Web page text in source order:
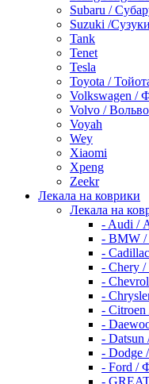
Subaru /
Suzuki /Сузуки
Tank
Tenet
Tesla
Toyota /
Volkswagen /
Volvo / Вольво
Voyah
Wey
Xiaomi
Xpeng
Zeekr
Лекала на коврики
Лекала на
- Audi /
- BMW
-
- Chery /
-
-
-
-
- Datsun
- Dodge
- Ford /
-